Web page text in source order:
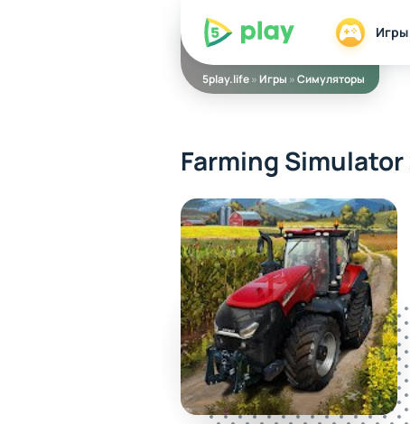
5play Игры
5play.life»Игры »Симуляторы
Farming Simulator